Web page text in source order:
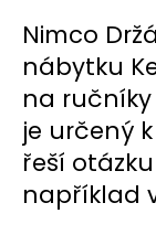
Nimco
nábytku
na
je určený
řeší
například
D
o
p